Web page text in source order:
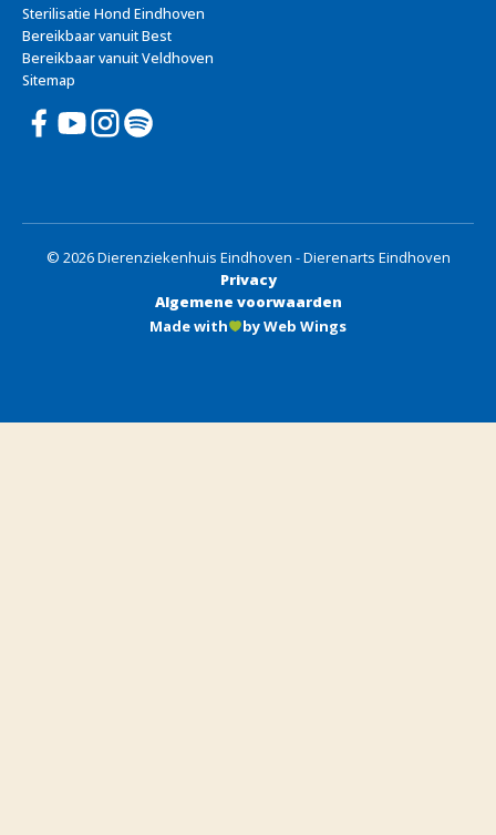
Sterilisatie Hond Eindhoven
Bereikbaar vanuit Best
Bereikbaar vanuit Veldhoven
Sitemap
© 2026 Dierenziekenhuis Eindhoven - Dierenarts Eindhoven
Privacy
Algemene voorwaarden
Made with
by Web Wings